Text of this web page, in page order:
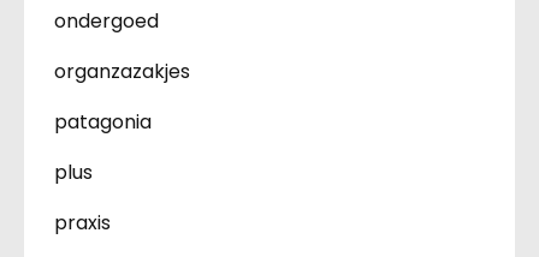
ondergoed
organzazakjes
patagonia
plus
praxis